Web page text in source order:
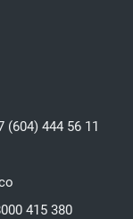
444 56 11
415 380